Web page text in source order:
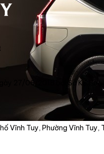
27/06/2018 bởi Sở Kế
Vĩnh Tuy, Phường Vĩnh Tuy,